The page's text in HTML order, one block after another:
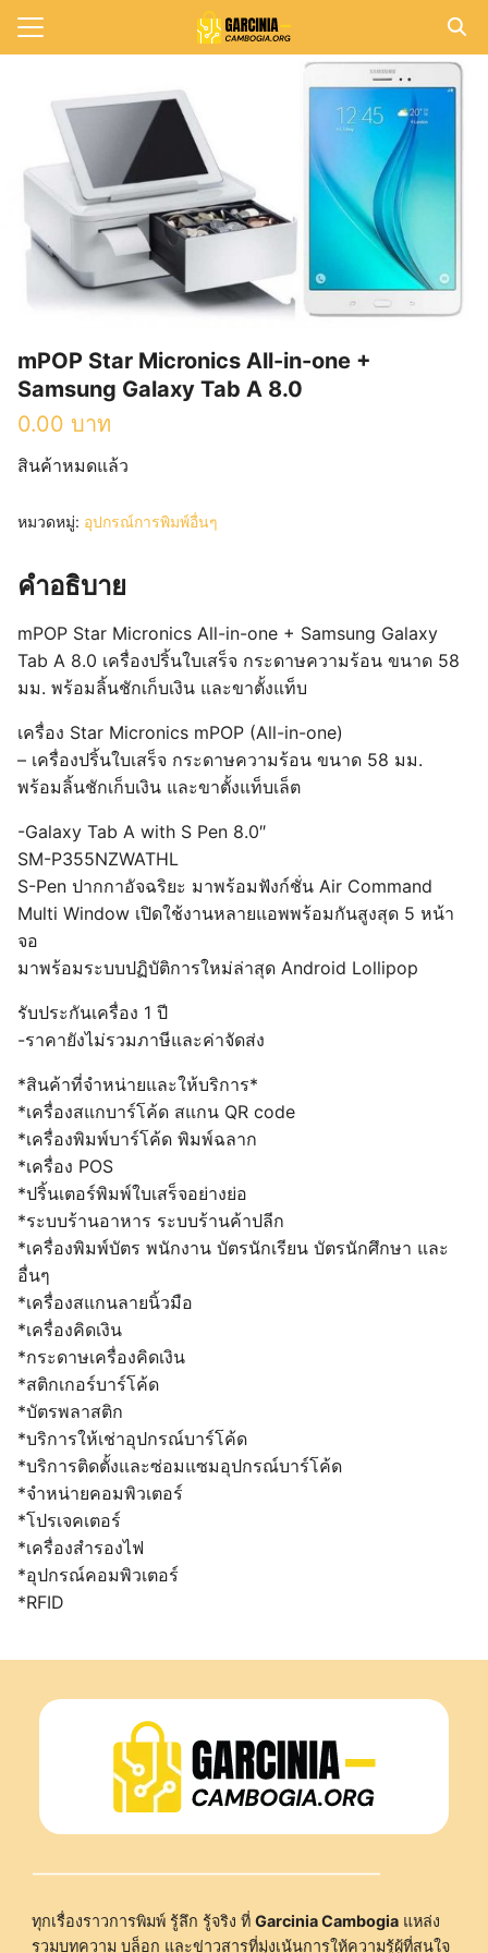
Skip
งหมด
mPOP Star Micronics All-in-one +
Samsung Galaxy Tab A 8.0
0.00 บาท
สินค้าหมดแล้ว
หมวดหมู่: อุปกรณ์การพิมพ์อื่นๆ
คำอธิบาย
mPOP Star Micronics All-in-one + Samsung Galaxy
Tab A 8.0 เครื่องปริ้นใบเสร็จ กระดาษความร้อน ขนาด 58
มม. พร้อมลิ้นชักเก็บเงิน และขาตั้งแท็บ
เครื่อง Star Micronics mPOP (All-in-one)
– เครื่องปริ้นใบเสร็จ กระดาษความร้อน ขนาด 58 มม.
พร้อมลิ้นชักเก็บเงิน และขาตั้งแท็บเล็ต
-Galaxy Tab A with S Pen 8.0″
SM-P355NZWATHL
S-Pen ปากกาอัจฉริยะ มาพร้อมฟังก์ชั่น Air Command
Multi Window เปิดใช้งานหลายแอพพร้อมกันสูงสุด 5 หน้า
จอ
มาพร้อมระบบปฏิบัติการใหม่ล่าสุด Android Lollipop
รับประกันเครื่อง 1 ปี
-ราคายังไม่รวมภาษีและค่าจัดส่ง
​​*สินค้าที่จำหน่ายและให้บริการ*
*เครื่องสแกบาร์โค้ด สแกน QR code
*เครื่องพิมพ์บาร์โค้ด พิมพ์ฉลาก
*เครื่อง POS
*ปริ้นเตอร์พิมพ์ใบเสร็จอย่างย่อ
*ระบบร้านอาหาร ระบบร้านค้าปลีก
*เครื่องพิมพ์บัตร พนักงาน บัตรนักเรียน บัตรนักศึกษา และ
อื่นๆ
*เครื่องสแกนลายนิ้วมือ
*เครื่องคิดเงิน
*กระดาษเครื่องคิดเงิน
*สติกเกอร์บาร์โค้ด
*บัตรพลาสติก
*บริการให้เช่าอุปกรณ์บาร์โค้ด
*บริการติดตั้งและซ่อมแซมอุปกรณ์บาร์โค้ด
*จำหน่ายคอมพิวเตอร์
*โปรเจคเตอร์
*เครื่องสำรองไฟ
*อุปกรณ์คอมพิวเตอร์
*RFID
ทุกเรื่องราวการพิมพ์ รู้ลึก รู้จริง ที่Garcinia Cambogia แหล่ง
รวมบทความ บล็อก และข่าวสารที่มุ่งเน้นการให้ความรู้ผู้ที่สนใจ